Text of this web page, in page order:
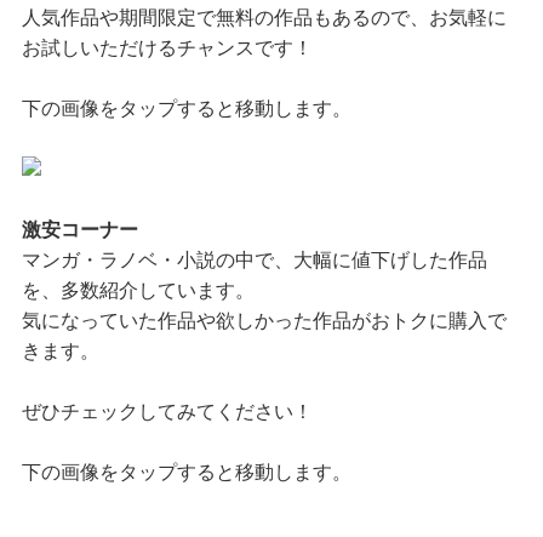
人気作品や期間限定で無料の作品もあるので、お気軽に
お試しいただけるチャンスです！
下の画像をタップすると移動します。
激安コーナー
マンガ・ラノベ・小説の中で、大幅に値下げした作品
を、多数紹介しています。
気になっていた作品や欲しかった作品がおトクに購入で
きます。
ぜひチェックしてみてください！
下の画像をタップすると移動します。